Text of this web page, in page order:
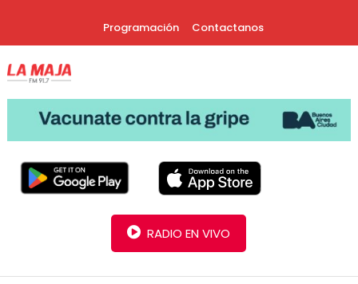
Programación Contactanos
Radio La Maja
RADIO EN VIVO